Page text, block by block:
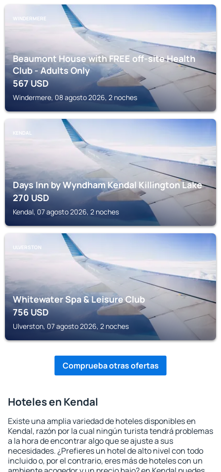
WINDERMERE
Beaumont House with FREE off-site Health
Club - Adults Only
567USD
Windermere, 08 agosto 2026, 2 noches
KENDAL
Days Inn by Wyndham Kendal Killington Lake
270USD
Kendal, 07 agosto 2026, 2 noches
ULVERSTON
Whitewater Spa & Leisure Club
756USD
Ulverston, 07 agosto 2026, 2 noches
Comprueba otras ofertas
Hoteles en Kendal
Existe una amplia variedad de hoteles disponibles en
Kendal, razón por la cual ningún turista tendrá problemas
a la hora de encontrar algo que se ajuste a sus
necesidades. ¿Prefieres un hotel de alto nivel con todo
incluido o, por el contrario, eres más de hoteles con un